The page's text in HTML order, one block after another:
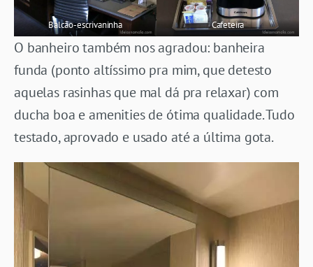
Balcão-escrivaninha Cafeteira
O banheiro também nos agradou: banheira
funda (ponto altíssimo pra mim, que detesto
aquelas rasinhas que mal dá pra relaxar) com
ducha boa e amenities de ótima qualidade. Tudo
testado, aprovado e usado até a última gota.